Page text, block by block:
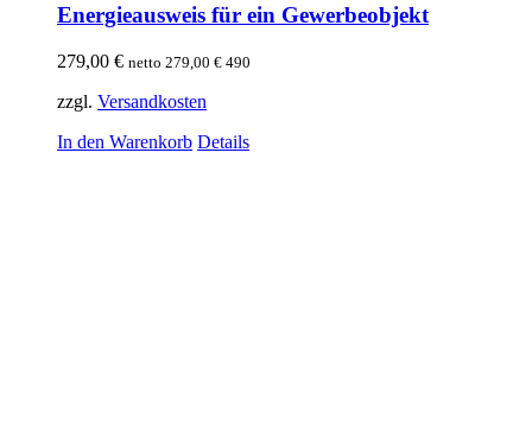
Energieausweis für ein Gewerbeobjekt
279,00 € netto 279,00 € 490
zzgl. Versandkosten
In den Warenkorb Details